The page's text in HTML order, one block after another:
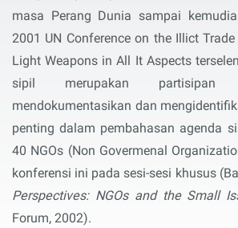
masa Perang Dunia sampai
2001 UN Conference on the Illict
Light Weapons in All It Aspects
sipil merupakan partisipan
mendokumentasikan dan
penting dalam pembahasan agenda
40 NGOs (Non Govermenal
konferensi ini pada sesi-sesi khusus
Perspectives: NGOs and the Small
Forum, 2002).